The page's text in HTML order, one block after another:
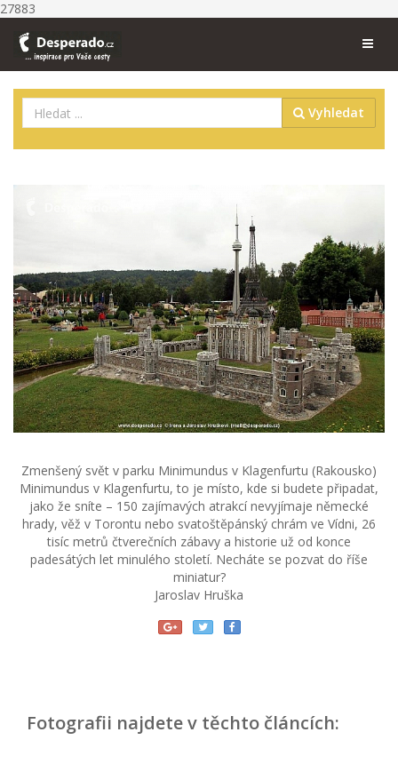
27883
Vyhledat
Zmenšený svět v parku Minimundus v Klagenfurtu (Rakousko)
Minimundus v Klagenfurtu, to je místo, kde si budete připadat,
jako že sníte – 150 zajímavých atrakcí nevyjímaje německé
hrady, věž v Torontu nebo svatoštěpánský chrám ve Vídni, 26
tisíc metrů čtverečních zábavy a historie už od konce
padesátých let minulého století. Necháte se pozvat do říše
miniatur?
Jaroslav Hruška
Fotografii najdete v těchto článcích: